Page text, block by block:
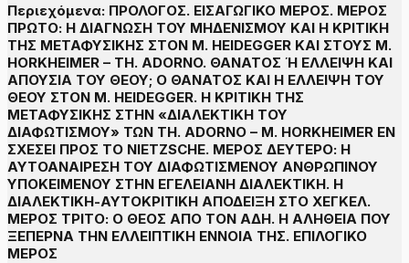
Περιεχόμενα: ΠΡΟΛΟΓΟΣ. ΕΙΣΑΓΩΓΙΚΟ ΜΕΡΟΣ. ΜΕΡΟΣ
ΠΡΩΤΟ: Η ΔΙΑΓΝΩΣΗ ΤΟΥ ΜΗΔΕΝΙΣΜΟΥ ΚΑΙ Η ΚΡΙΤΙΚΗ
ΤΗΣ ΜΕΤΑΦΥΣΙΚΗΣ ΣΤΟΝ M. HEIDEGGER ΚΑΙ ΣΤΟΥΣ M.
HORKHEIMER – TH. ADORNO. ΘΑΝΑΤΟΣ Ή ΕΛΛΕΙΨΗ ΚΑΙ
ΑΠΟΥΣΙΑ ΤΟΥ ΘΕΟΥ; Ο ΘΑΝΑΤΟΣ ΚΑΙ Η ΕΛΛΕΙΨΗ ΤΟΥ
ΘΕΟΥ ΣΤΟΝ M. HEIDEGGER. Η ΚΡΙΤΙΚΗ ΤΗΣ
ΜΕΤΑΦΥΣΙΚΗΣ ΣΤΗΝ «ΔΙΑΛΕΚΤΙΚΗ ΤΟΥ
ΔΙΑΦΩΤΙΣΜΟΥ» ΤΩΝ TH. ADORNO – M. HORKHEIMER ΕΝ
ΣΧΕΣΕΙ ΠΡΟΣ ΤΟ NIETZSCHE. ΜΕΡΟΣ ΔΕΥΤΕΡΟ: Η
ΑΥΤΟΑΝΑΙΡΕΣΗ ΤΟΥ ΔΙΑΦΩΤΙΣΜΕΝΟΥ ΑΝΘΡΩΠΙΝΟΥ
ΥΠΟΚΕΙΜΕΝΟΥ ΣΤΗΝ ΕΓΕΛΕΙΑΝΗ ΔΙΑΛΕΚΤΙΚΗ. Η
ΔΙΑΛΕΚΤΙΚΗ-ΑΥΤΟΚΡΙΤΙΚΗ ΑΠΟΔΕΙΞΗ ΣΤΟ ΧΕΓΚΕΛ.
ΜΕΡΟΣ ΤΡΙΤΟ: Ο ΘΕΟΣ ΑΠΟ ΤΟΝ ΑΔΗ. Η ΑΛΗΘΕΙΑ ΠΟΥ
ΞΕΠΕΡΝΑ ΤΗΝ ΕΛΛΕΙΠΤΙΚΗ ΕΝΝΟΙΑ ΤΗΣ. ΕΠΙΛΟΓΙΚΟ
ΜΕΡΟΣ